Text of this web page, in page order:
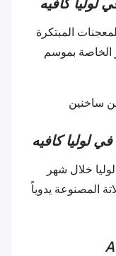
المبتكرة
الخاصة بموسم
لوليا كافيه
خلال شهر
المصنوعة يدوياً